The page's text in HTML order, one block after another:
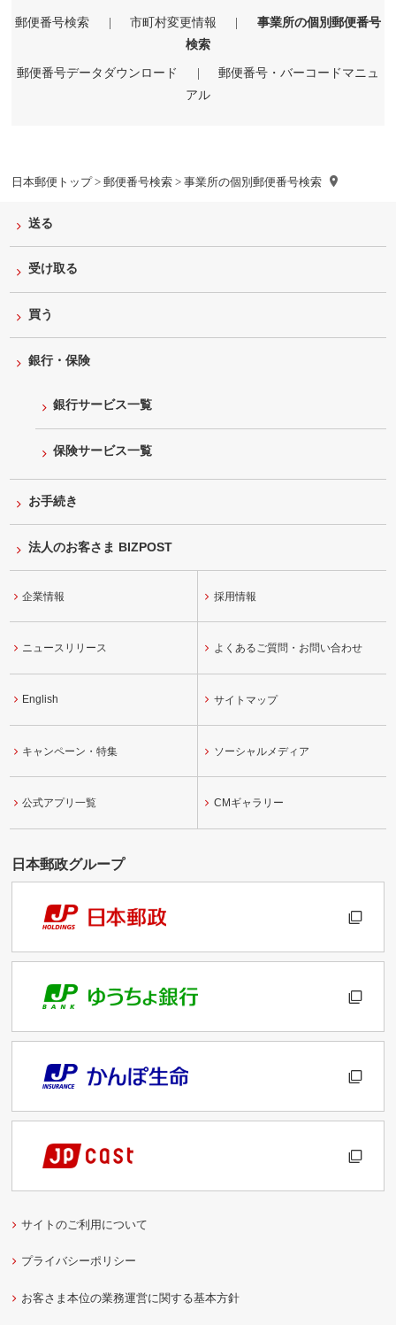
日本郵便トップ> 郵便番号検索> 事業所の個別郵便番号検索
郵便番号検索 | 市町村変更情報 |
事業所の個別郵便番号
検索
郵便番号データダウンロード |
郵便番号・バーコードマニュ
アル
送る
受け取る
買う
銀行・保険
銀行サービス一覧
保険サービス一覧
お手続き
法人のお客さま BIZPOST
企業情報 採用情報
ニュースリリース よくあるご質問・お問い合わせ
English サイトマップ
キャンペーン・特集 ソーシャルメディア
公式アプリ一覧 CMギャラリー
サイトのご利用について
プライバシーポリシー
お客さま本位の業務運営に関する基本方針